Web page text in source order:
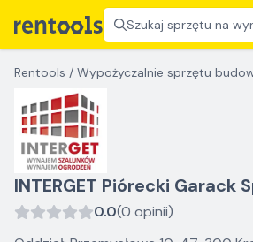
Szukaj sprzętu na
Rentools / Wypożyczalnie sprzętu
INTERGET Piórecki Garack
0.0(0 opinii)